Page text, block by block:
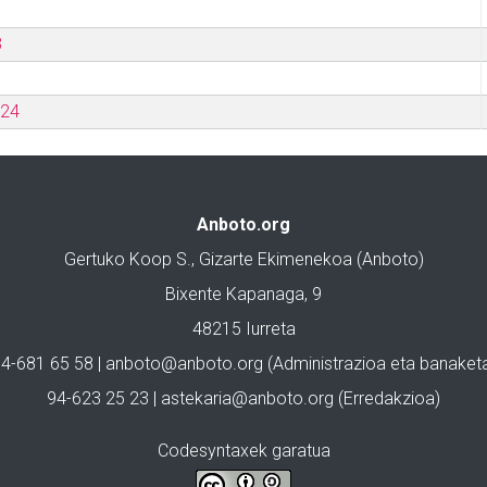
Anboto.org
Gertuko Koop S., Gizarte Ekimenekoa (Anboto)
Bixente Kapanaga, 9
48215 Iurreta
681 65 58 | anboto@anboto.org (Administrazioa eta
94-623 25 23 | astekaria@anboto.org (Erredakzioa)
Codesyntaxek garatua